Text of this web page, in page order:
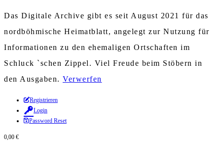
Das Digitale Archive gibt es seit August 2021 für das
nordböhmische Heimatblatt, angelegt zur Nutzung für
Informationen zu den ehemaligen Ortschaften im
Schluck `schen Zippel. Viel Freude beim Stöbern in
den Ausgaben. Verwerfen
Zum
Inhalt
springen
Registrieren
Login
Password Reset
0,00 €